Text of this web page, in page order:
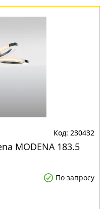
230432
MODENA 183.5
По запросу